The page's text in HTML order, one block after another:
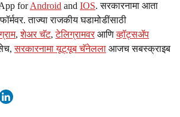
forAndroid and IOS. सरकारनामा आता
ताज्या राजकीय घडामोडींसाठी
,शेअर चॅट,टेलिग्रामवर आणिव्हॉट्सॲप
सरकारनामा यूट्यूब चॅनेलला आजच सबस्क्राइब